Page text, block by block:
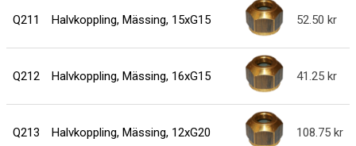
Q211 Halvkoppling, Mässing, 15xG15 52.50
Q212 Halvkoppling, Mässing, 16xG15 41.25
Q213 Halvkoppling, Mässing, 12xG20 108.75